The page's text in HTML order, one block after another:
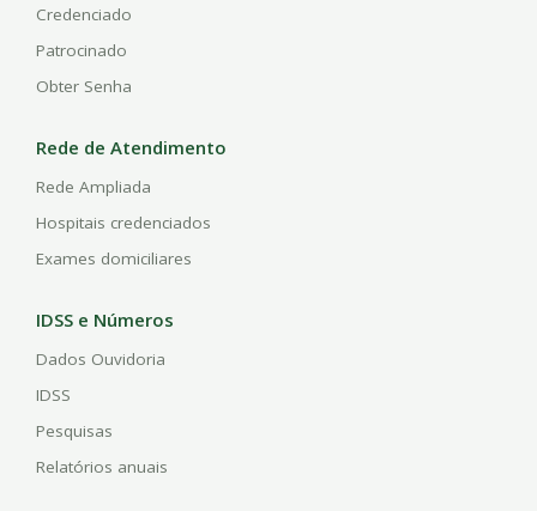
Credenciado
Patrocinado
Obter Senha
Rede de Atendimento
Rede Ampliada
Hospitais credenciados
Exames domiciliares
IDSS e Números
Dados Ouvidoria
IDSS
Pesquisas
Relatórios anuais